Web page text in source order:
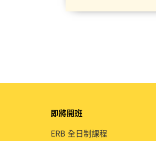
即將開班
ERB 全日制課程